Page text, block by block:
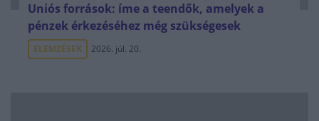
Uniós források: íme a teendők, amelyek a
pénzek érkezéséhez még szükségesek
ELEMZÉSEK 2026. júl. 20.